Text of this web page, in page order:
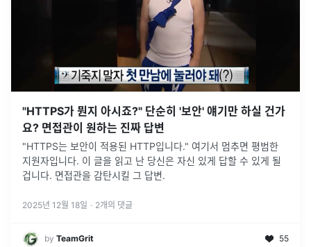
"HTTPS가 뭔지 아시죠?" 단순히 '보안' 얘기만 하실 건가
요? 면접관이 원하는 진짜 답변
"HTTPS는 보안이 적용된 HTTP입니다." 여기서 멈추면 평범한
지원자입니다. 이 글을 읽고 난 당신은 자신 있게 답할 수 있게 될
겁니다. 면접관을 감탄시킬 그 답변.
2025년 12월 18일 · 2개의 댓글
by TeamGrit 55